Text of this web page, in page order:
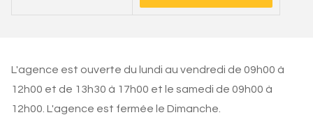
L'agence est ouverte du lundi au vendredi de 09h00 à
12h00 et de 13h30 à 17h00 et le samedi de 09h00 à
12h00. L'agence est fermée le Dimanche.